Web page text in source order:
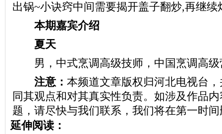
出锅~小诀窍中间需要揭开盖子翻炒,再继续
本期嘉宾介绍
夏天
男，中式烹调高级技师，中国烹调高级
注意： 本频道文章版权归河北电视台
同其观点和对其真实性负责。如涉及作品
题，请尽快与我们联系，我们将在第一时
延伸阅读：